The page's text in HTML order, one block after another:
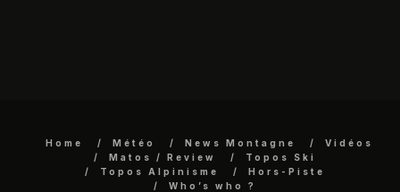
Home Météo News Montagne
Vidéos
Matos / Review
Topos Ski
Topos Alpinisme
Hors-Piste
Who’s who ?